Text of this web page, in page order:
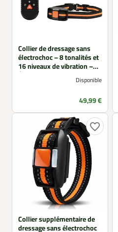
Collier de dressage sans
électrochoc – 8 tonalités et
16 niveaux de vibration –
Disponible
Prix
49,99 €
favorite_border
Collier supplémentaire de
dressage sans électrochoc